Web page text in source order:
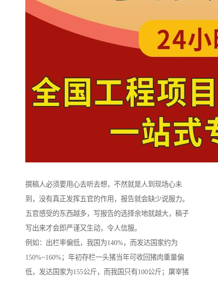
撰稿人必须要用心去听去想，不然就是人到现场心未
到，没有真正发挥五官的作用，报告就会缺少说服力。
五官感受的东西越多，写报告的选择余地就越大，稿子
写出来才会即严谨又生动，令人信服。
例如：出栏率偏低，我国为140%，而发达国家约为
150%~160%；年初存栏一头猪当年可收回猪肉重量偏
低，发达国家为155公斤，而我国只有100公斤；屠宰猪